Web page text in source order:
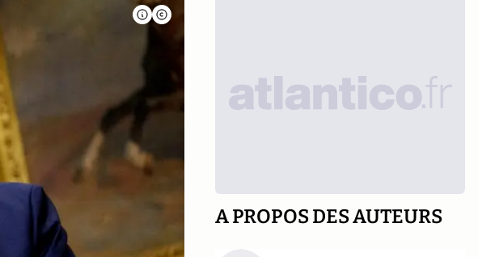
A PROPOS DES AUTEURS